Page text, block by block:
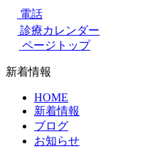
電話
診療カレンダー
ページトップ
新着情報
HOME
新着情報
ブログ
お知らせ